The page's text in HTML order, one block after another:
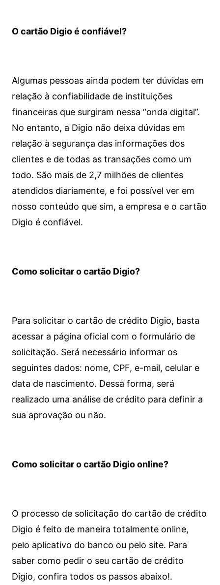
O cartão Digio é confiável?
Algumas pessoas ainda podem ter dúvidas em
relação à confiabilidade de instituições
financeiras que surgiram nessa “onda digital”.
No entanto, a Digio não deixa dúvidas em
relação à segurança das informações dos
clientes e de todas as transações como um
todo. São mais de 2,7 milhões de clientes
atendidos diariamente, e foi possível ver em
nosso conteúdo que sim, a empresa e o cartão
Digio é confiável.
Como solicitar o cartão Digio?
Para solicitar o cartão de crédito Digio, basta
acessar a página oficial com o formulário de
solicitação. Será necessário informar os
seguintes dados: nome, CPF, e-mail, celular e
data de nascimento. Dessa forma, será
realizado uma análise de crédito para definir a
sua aprovação ou não.
Como solicitar o cartão Digio online?
O processo de solicitação do cartão de crédito
Digio é feito de maneira totalmente online,
pelo aplicativo do banco ou pelo site. Para
saber como pedir o seu cartão de crédito
Digio, confira todos os passos abaixo!.